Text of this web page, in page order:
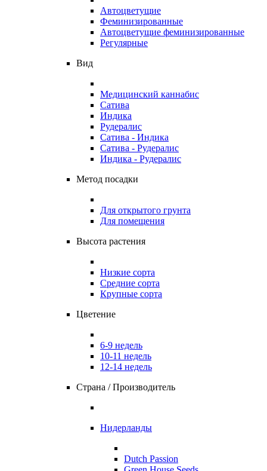
Автоцветущие
Феминизированные
Автоцветущие феминизированные
Регулярные
Вид
Медицинский каннабис
Сатива
Индика
Рудералис
Сатива - Индика
Сатива - Рудералис
Индика - Рудералис
Метод посадки
Для открытого грунта
Для помещения
Высота растения
Низкие сорта
Средние сорта
Крупные сорта
Цветение
6-9 недель
10-11 недель
12-14 недель
Страна / Производитель
Нидерланды
Dutch Passion